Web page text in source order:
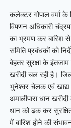
कलेक्टर गोपाल वर्मा के
विपणन अधिकारी
का भ्रमण कर बारिश से
समिति प्रबंधकों को
बेहतर सुरक्षा के
खरीदी चल रही है।
भुनेश्वर चेलक एवं खाद्य
अमालीपारा धान
धान को ढक कर सुरक्षित
में बारिश होने की